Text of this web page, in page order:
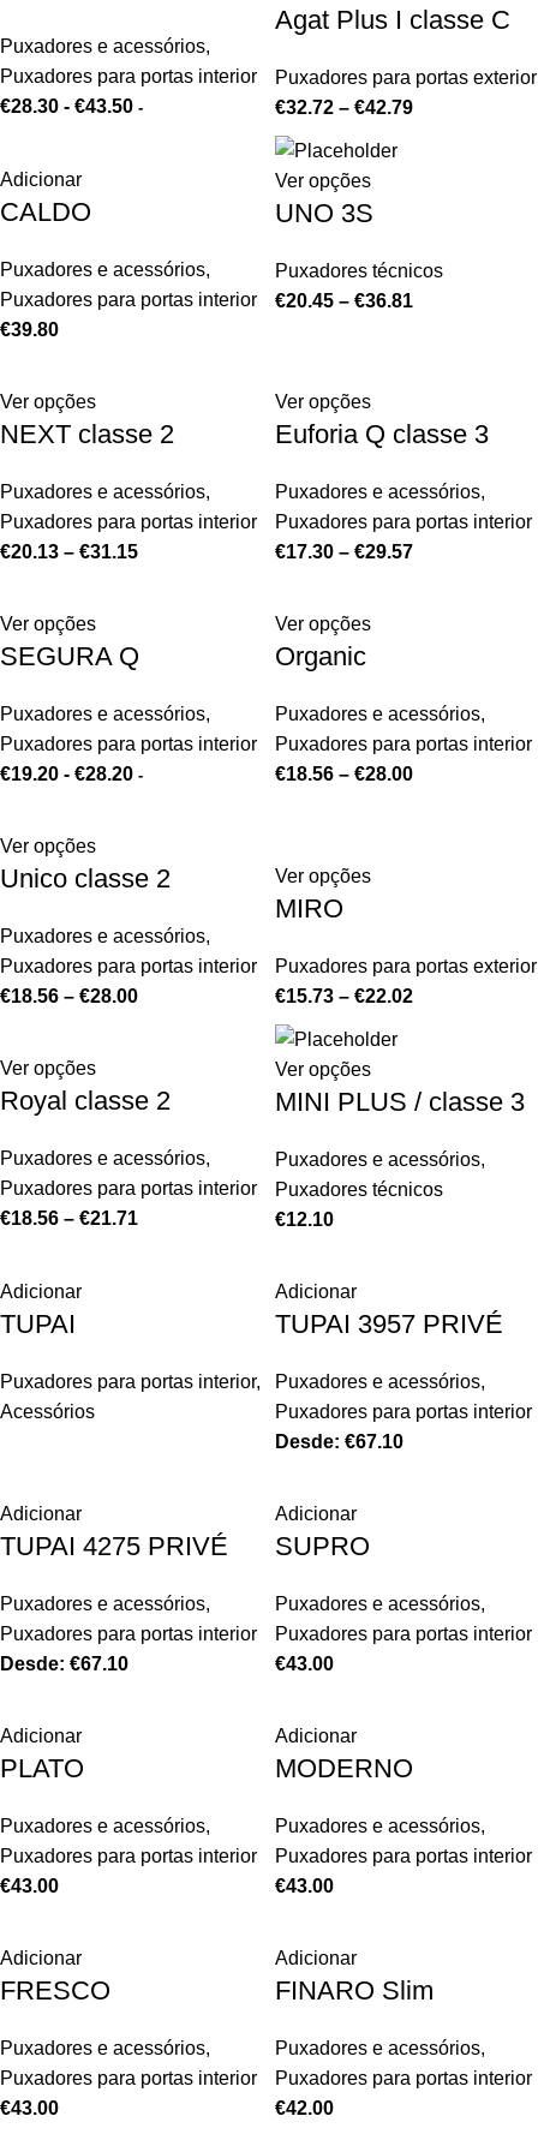
Puxadores e acessórios,
Puxadores para portas interior
€28.30 - €43.50 -
Agat Plus I classe C
Puxadores para portas exterior
€32.72 – €42.79
Adicionar
CALDO
Puxadores e acessórios,
Puxadores para portas interior
€39.80
Ver opções
UNO 3S
Puxadores técnicos
€20.45 – €36.81
Ver opções
NEXT classe 2
Puxadores e acessórios,
Puxadores para portas interior
€20.13 – €31.15
Ver opções
Euforia Q classe 3
Puxadores e acessórios,
Puxadores para portas interior
€17.30 – €29.57
Ver opções
SEGURA Q
Puxadores e acessórios,
Puxadores para portas interior
€19.20 - €28.20 -
Ver opções
Organic
Puxadores e acessórios,
Puxadores para portas interior
€18.56 – €28.00
Ver opções
Unico classe 2
Puxadores e acessórios,
Puxadores para portas interior
€18.56 – €28.00
Ver opções
MIRO
Puxadores para portas exterior
€15.73 – €22.02
Ver opções
Royal classe 2
Puxadores e acessórios,
Puxadores para portas interior
€18.56 – €21.71
Ver opções
MINI PLUS / classe 3
Puxadores e acessórios,
Puxadores técnicos
€12.10
Adicionar
TUPAI
Puxadores para portas interior,
Acessórios
Adicionar
TUPAI 3957 PRIVÉ
Puxadores e acessórios,
Puxadores para portas interior
Desde: €67.10
Adicionar
TUPAI 4275 PRIVÉ
Puxadores e acessórios,
Puxadores para portas interior
Desde: €67.10
Adicionar
SUPRO
Puxadores e acessórios,
Puxadores para portas interior
€43.00
Adicionar
PLATO
Puxadores e acessórios,
Puxadores para portas interior
€43.00
Adicionar
MODERNO
Puxadores e acessórios,
Puxadores para portas interior
€43.00
Adicionar
FRESCO
Puxadores e acessórios,
Puxadores para portas interior
€43.00
Adicionar
FINARO Slim
Puxadores e acessórios,
Puxadores para portas interior
€42.00